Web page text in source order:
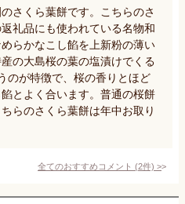
さくら葉餅です。こちらのさ
礼品にも使われている名物和
らかなこし餡を上新粉の薄い
の大島桜の葉の塩漬けでくる
のが特徴で、桜の香りとほど
とよく合います。普通の桜餅
らのさくら葉餅は年中お取り
全てのおすすめコメント (2件) >